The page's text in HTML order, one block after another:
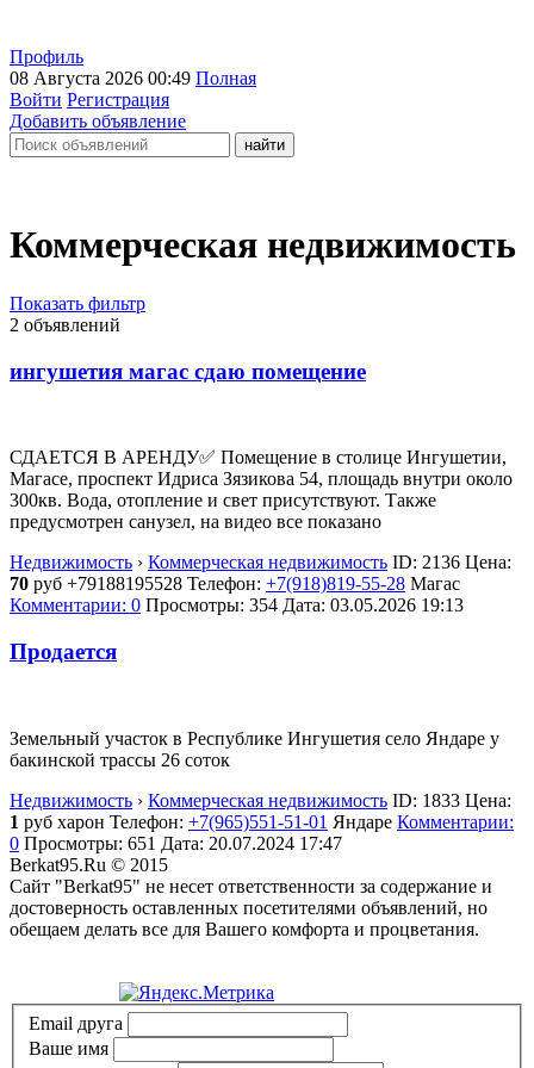
Профиль
08 Августа 2026 00:49 Полная
Войти Регистрация
Добавить объявление
Коммерческая недвижимость
Показать фильтр
2 объявлений
ингушетия магас сдаю помещение
СДАЕТСЯ В АРЕНДУ✅ Помещение в столице Ингушетии,
Магасе, проспект Идриса Зязикова 54, площадь внутри около
300кв. Вода, отопление и свет присутствуют. Также
предусмотрен санузел, на видео все показано
Недвижимость › Коммерческая недвижимость ID: 2136 Цена:
70 руб +79188195528 Телефон: +7(918)819-55-28 Магас
Комментарии: 0 Просмотры: 354 Дата: 03.05.2026 19:13
Продается
Земельный участок в Республике Ингушетия село Яндаре у
бакинской трассы 26 соток
Недвижимость › Коммерческая недвижимость ID: 1833 Цена:
1 руб харон Телефон: +7(965)551-51-01 Яндаре Комментарии:
0 Просмотры: 651 Дата: 20.07.2024 17:47
Berkat95.Ru © 2015
Сайт "Berkat95" не несет ответственности за содержание и
достоверность оставленных посетителями объявлений, но
обещаем делать все для Вашего комфорта и процветания.
Email друга
Ваше имя